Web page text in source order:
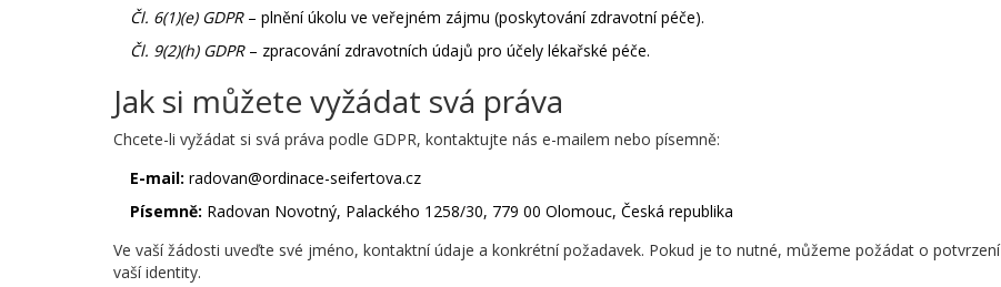
Čl. 6(1)(e) GDPR– plnění úkolu ve veřejném zájmu (poskytování zdravotní péče).
Čl. 9(2)(h) GDPR– zpracování zdravotních údajů pro účely lékařské péče.
Jak si můžete vyžádat svá práva
Chcete-li vyžádat si svá práva podle GDPR, kontaktujte nás e-mailem nebo písemně:
E-mail: radovan@ordinace-seifertova.cz
Písemně: Radovan Novotný, Palackého 1258/30, 779 00 Olomouc, Česká republika
Ve vaší žádosti uveďte své jméno, kontaktní údaje a konkrétní požadavek. Pokud je to nutné, můžeme požádat o potvrzení
vaší identity.